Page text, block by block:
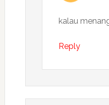
kalau
Reply